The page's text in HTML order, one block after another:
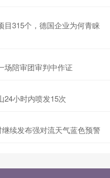
目315个，德国企业为何青睐
场陪审团审判中作证
24小时内喷发15次
续发布强对流天气蓝色预警